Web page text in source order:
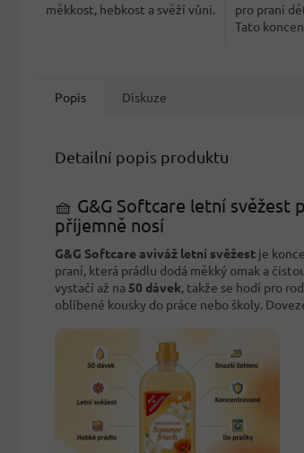
měkkost, hebkost a svěží vůni.
pro praní
Tato
Popis Diskuze
Detailní popis produktu
🧺 G&G Softcare letní svěžest
příjemně nosí
G&G Softcare aviváž letní svěžest je
praní, která prádlu dodá měkký omak a
vystačí až na 50 dávek, takže se hodí pro
oblíbené kousky do práce nebo školy.